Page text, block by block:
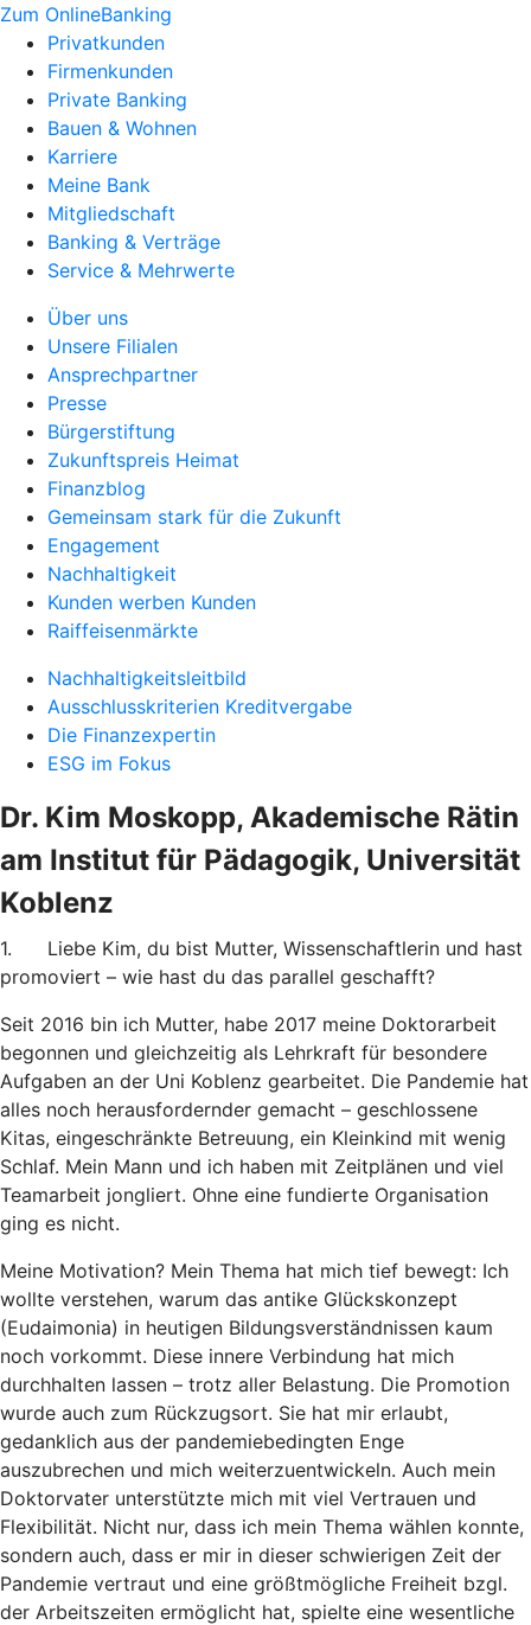
Zum OnlineBanking
Privatkunden
Firmenkunden
Private Banking
Bauen & Wohnen
Karriere
Meine Bank
Mitgliedschaft
Banking & Verträge
Service & Mehrwerte
Über uns
Unsere Filialen
Ansprechpartner
Presse
Bürgerstiftung
Zukunftspreis Heimat
Finanzblog
Gemeinsam stark für die Zukunft
Engagement
Nachhaltigkeit
Kunden werben Kunden
Raiffeisenmärkte
Nachhaltigkeitsleitbild
Ausschlusskriterien Kreditvergabe
Die Finanzexpertin
ESG im Fokus
Dr. Kim Moskopp, Akademische Rätin
am Institut für Pädagogik, Universität
Koblenz
1. Liebe Kim, du bist Mutter, Wissenschaftlerin und hast
promoviert – wie hast du das parallel geschafft?
Seit 2016 bin ich Mutter, habe 2017 meine Doktorarbeit
begonnen und gleichzeitig als Lehrkraft für besondere
Aufgaben an der Uni Koblenz gearbeitet. Die Pandemie hat
alles noch herausfordernder gemacht – geschlossene
Kitas, eingeschränkte Betreuung, ein Kleinkind mit wenig
Schlaf. Mein Mann und ich haben mit Zeitplänen und viel
Teamarbeit jongliert. Ohne eine fundierte Organisation
ging es nicht.
Meine Motivation? Mein Thema hat mich tief bewegt: Ich
wollte verstehen, warum das antike Glückskonzept
(Eudaimonia) in heutigen Bildungsverständnissen kaum
noch vorkommt. Diese innere Verbindung hat mich
durchhalten lassen – trotz aller Belastung. Die Promotion
wurde auch zum Rückzugsort. Sie hat mir erlaubt,
gedanklich aus der pandemiebedingten Enge
auszubrechen und mich weiterzuentwickeln. Auch mein
Doktorvater unterstützte mich mit viel Vertrauen und
Flexibilität. Nicht nur, dass ich mein Thema wählen konnte,
sondern auch, dass er mir in dieser schwierigen Zeit der
Pandemie vertraut und eine größtmögliche Freiheit bzgl.
der Arbeitszeiten ermöglicht hat, spielte eine wesentliche